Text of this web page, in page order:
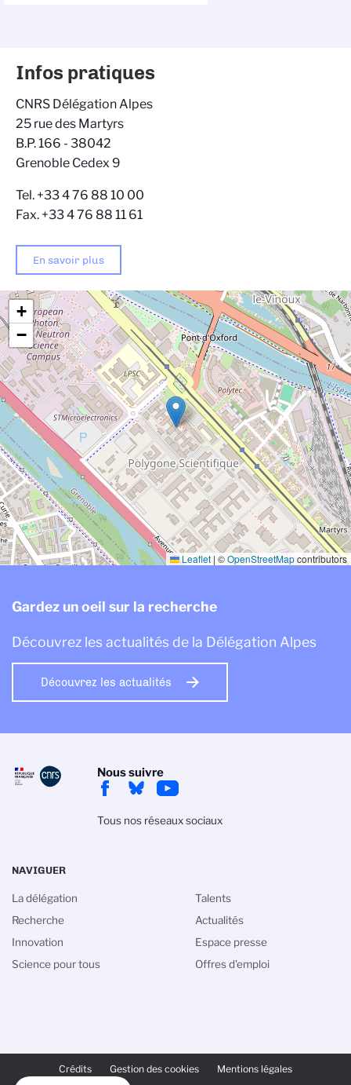
+
−
Leaflet | ©OpenStreetMapcontributors
Infos pratiques
CNRS Délégation Alpes
25 rue des Martyrs
B.P. 166 - 38042
Grenoble Cedex 9
Tel. +33 4 76 88 10 00
Fax. +33 4 76 88 11 61
En savoir plus
Gardez un oeil sur la recherche
Découvrez les actualités de la Délégation Alpes
Découvrez les actualités
Nous suivre
Tous nos réseaux sociaux
PAGE
Crédits Gestion des cookies Mentions légales
NAVIGUER
La délégation
Recherche
Innovation
Science pour tous
Talents
Actualités
Espace presse
Offres d'emploi